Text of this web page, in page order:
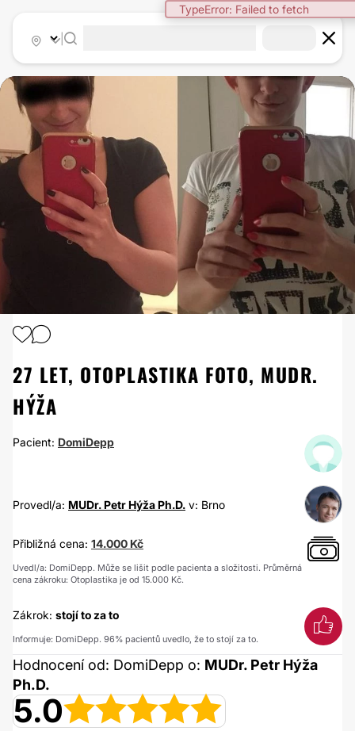
TypeError: Failed to fetch
27 LET, OTOPLASTIKA FOTO, MUDR.
HÝŽA
Pacient: DomiDepp
Provedl/a: MUDr. Petr Hýža Ph.D. v: Brno
Přibližná cena: 14.000 Kč
Uvedl/a: DomiDepp. Může se lišit podle pacienta a složitosti. Průměrná
cena zákroku: Otoplastika je od 15.000 Kč.
Zákrok: stojí to za to
Informuje: DomiDepp. 96% pacientů uvedlo, že to stojí za to.
Hodnocení od: DomiDepp o: MUDr. Petr Hýža
Ph.D.
5.0